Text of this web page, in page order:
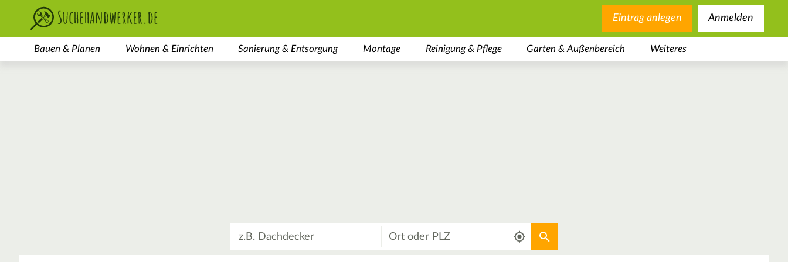
Eintrag anlegen Anmelden
Bauen & Planen Wohnen & Einrichten Sanierung & Entsorgung Montage Reinigung & Pflege Garten & Außenbereich Weiteres
Aktuellen Standort verwenden